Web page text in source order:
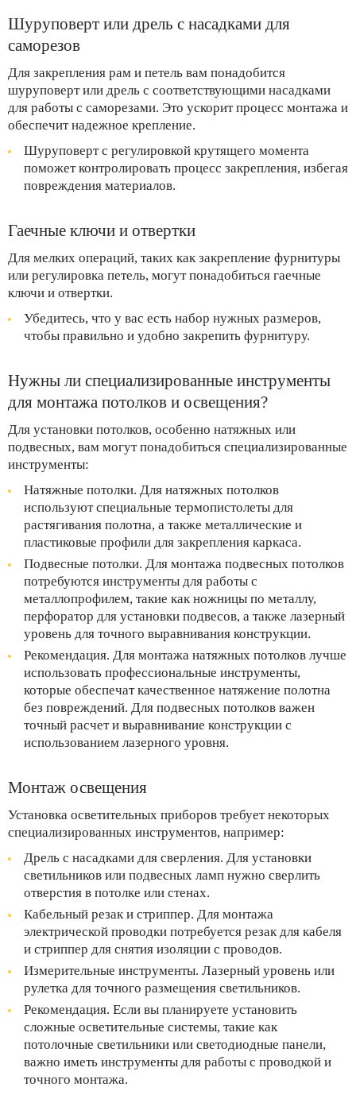
Шуруповерт или дрель с насадками для
саморезов
Для закрепления рам и петель вам понадобится
шуруповерт или дрель с соответствующими насадками
для работы с саморезами. Это ускорит процесс монтажа и
обеспечит надежное крепление.
Шуруповерт с регулировкой крутящего момента
поможет контролировать процесс закрепления, избегая
повреждения материалов.
Гаечные ключи и отвертки
Для мелких операций, таких как закрепление фурнитуры
или регулировка петель, могут понадобиться гаечные
ключи и отвертки.
Убедитесь, что у вас есть набор нужных размеров,
чтобы правильно и удобно закрепить фурнитуру.
Нужны ли специализированные инструменты
для монтажа потолков и освещения?
Для установки потолков, особенно натяжных или
подвесных, вам могут понадобиться специализированные
инструменты:
Натяжные потолки. Для натяжных потолков
используют специальные термопистолеты для
растягивания полотна, а также металлические и
пластиковые профили для закрепления каркаса.
Подвесные потолки. Для монтажа подвесных потолков
потребуются инструменты для работы с
металлопрофилем, такие как ножницы по металлу,
перфоратор для установки подвесов, а также лазерный
уровень для точного выравнивания конструкции.
Рекомендация. Для монтажа натяжных потолков лучше
использовать профессиональные инструменты,
которые обеспечат качественное натяжение полотна
без повреждений. Для подвесных потолков важен
точный расчет и выравнивание конструкции с
использованием лазерного уровня.
Монтаж освещения
Установка осветительных приборов требует некоторых
специализированных инструментов, например:
Дрель с насадками для сверления. Для установки
светильников или подвесных ламп нужно сверлить
отверстия в потолке или стенах.
Кабельный резак и стриппер. Для монтажа
электрической проводки потребуется резак для кабеля
и стриппер для снятия изоляции с проводов.
Измерительные инструменты. Лазерный уровень или
рулетка для точного размещения светильников.
Рекомендация. Если вы планируете установить
сложные осветительные системы, такие как
потолочные светильники или светодиодные панели,
важно иметь инструменты для работы с проводкой и
точного монтажа.